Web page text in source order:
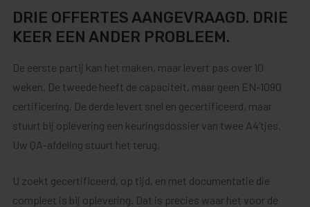
DRIE OFFERTES AANGEVRAAGD. DRIE
KEER EEN ANDER PROBLEEM.
De eerste partij kan het maken, maar levert pas over 10
weken. De tweede heeft de capaciteit, maar geen EN-1090
certificering. De derde levert snel en gecertificeerd, maar
stuurt bij oplevering een keuringsdossier van twee A4’tjes.
Uw QA-afdeling stuurt het terug.
U zoekt gecertificeerd, op tijd, en met documentatie die
compleet is bij oplevering. Dat is precies waar het voor de